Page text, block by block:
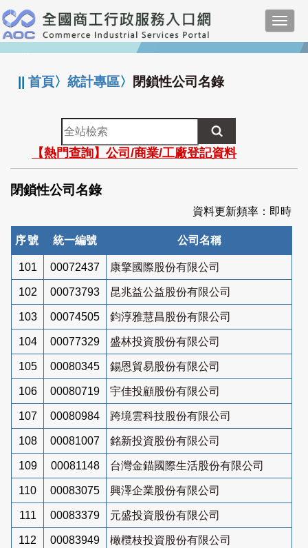
跳
到
主
要
:::
||首頁〉統計專區〉 閉鎖性公司名錄
全
站
檢
索
【熱門查詢】公司/商業/工廠登記資料
閉鎖性公司名錄
資料更新頻率：即時
序號 統一編號 公司名稱
101 00072437 康擎國際股份有限公司
102 00073793 昆兆益公益股份有限公司
103 00074505 鈞淳雅慧昌股份有限公司
104 00077329 盛林投資股份有限公司
105 00080345 錫恩貿易股份有限公司
106 00080719 宇佳投顧股份有限公司
107 00080984 跨境雲科技股份有限公司
108 00081007 銘新投資股份有限公司
109 00081148 台灣金錨國際生活股份有限公司
110 00083075 興澤企業股份有限公司
111 00083379 元盛投資股份有限公司
112 00083949 橄欖枝投資股份有限公司